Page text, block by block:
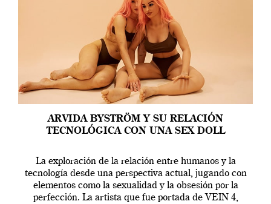
ARVIDA BYSTRÖM Y SU RELACIÓN
TECNOLÓGICA CON UNA SEX DOLL
La exploración de la relación entre humanos y la
tecnología desde una perspectiva actual, jugando con
elementos como la sexualidad y la obsesión por la
perfección. La artista que fue portada de VEIN 4,